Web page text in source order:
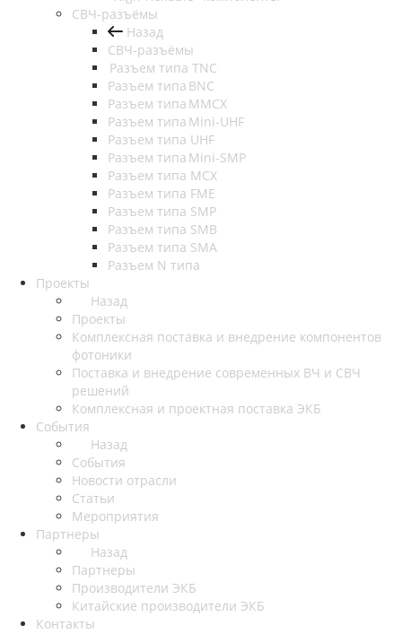
СВЧ-разъёмы
Назад
СВЧ-разъёмы
Разъем типа TNC
Разъем типа BNC
Разъем типа MMCX
Разъем типа Mini-UHF
Разъем типа UHF
Разъем типа Mini-SMP
Разъем типа MCX
Разъем типа FME
Разъем типа SMP
Разъем типа SMB
Разъем типа SMA
Разъем N типа
Проекты
Назад
Проекты
Комплексная поставка и внедрение компонентов
фотоники
Поставка и внедрение современных ВЧ и СВЧ
решений
Комплексная и проектная поставка ЭКБ
События
Назад
События
Новости отрасли
Статьи
Мероприятия
Партнеры
Назад
Партнеры
Производители ЭКБ
Китайские производители ЭКБ
Контакты